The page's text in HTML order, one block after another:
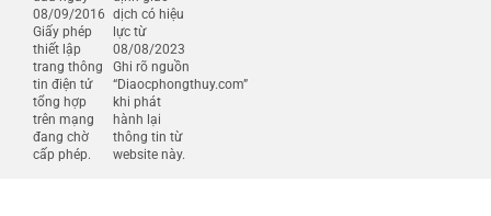
08/09/2016
Giấy phép
thiết lập
trang thông
tin điện tử
tổng hợp
trên mạng
đang chờ
cấp phép.
dịch có hiệu
lực từ
08/08/2023
Ghi rõ nguồn
“Diaocphongthuy.com”
khi phát
hành lại
thông tin từ
website này.